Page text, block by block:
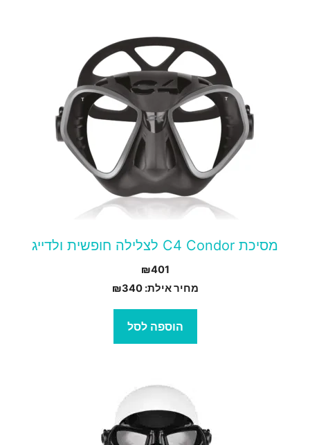
מסיכת C4 Condor לצלילה חופשית ולדייג
₪401
מחיר אילת:
₪340
הוספה לסל